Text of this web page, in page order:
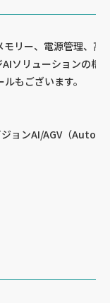
リー、電源管理、
ソリューションの構
もございます。
ョンAI/AGV（